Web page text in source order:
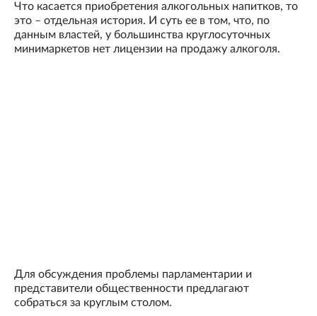
Что касается приобретения алкогольных напитков, то
это – отдельная история. И суть ее в том, что, по
данным властей, у большинства круглосуточных
минимаркетов нет лицензии на продажу алкоголя.
Для обсуждения проблемы парламентарии и
представители общественности предлагают
собраться за круглым столом.